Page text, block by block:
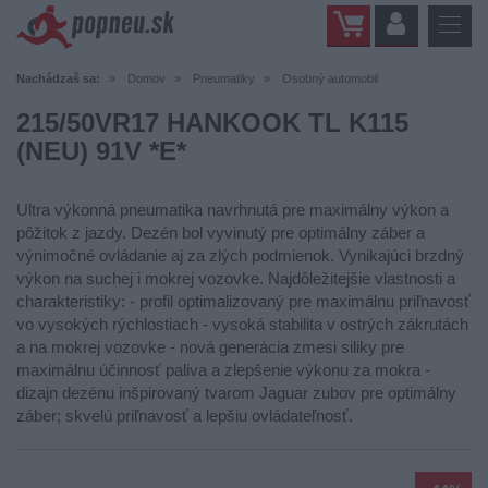
Nachádzaš sa: Domov Pneumatiky Osobný automobil
215/50VR17 HANKOOK TL K115
(NEU) 91V *E*
Ultra výkonná pneumatika navrhnutá pre maximálny výkon a
pôžitok z jazdy. Dezén bol vyvinutý pre optimálny záber a
výnimočné ovládanie aj za zlých podmienok. Vynikajúci brzdný
výkon na suchej i mokrej vozovke. Najdôležitejšie vlastnosti a
charakteristiky: - profil optimalizovaný pre maximálnu priľnavosť
vo vysokých rýchlostiach - vysoká stabilita v ostrých zákrutách
a na mokrej vozovke - nová generácia zmesi siliky pre
maximálnu účinnosť paliva a zlepšenie výkonu za mokra -
dizajn dezénu inšpirovaný tvarom Jaguar zubov pre optimálny
záber; skvelú priľnavosť a lepšiu ovládateľnosť.